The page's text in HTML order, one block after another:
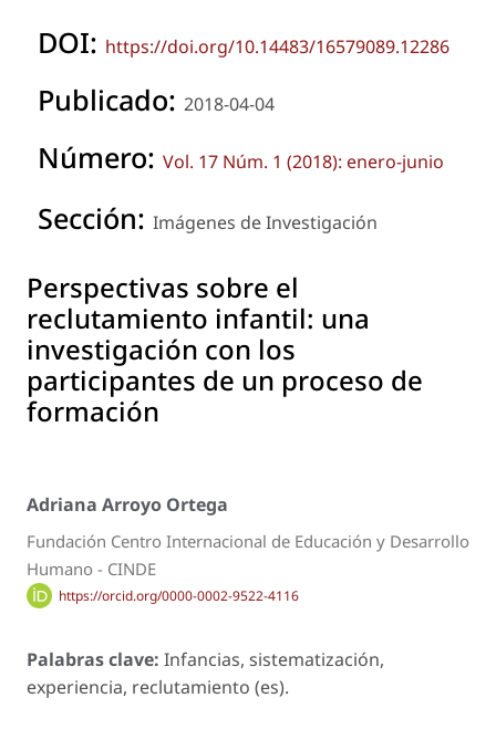
DOI: https://doi.org/10.14483/16579089.12286
Publicado: 2018-04-04
Número: Vol. 17 Núm. 1 (2018): enero-junio
Sección: Imágenes de Investigación
Perspectivas sobre el
reclutamiento infantil: una
investigación con los
participantes de un proceso de
formación
Adriana Arroyo Ortega
Fundación Centro Internacional de Educación y Desarrollo
Humano - CINDE
https://orcid.org/0000-0002-9522-4116
Palabras clave: Infancias, sistematización,
experiencia, reclutamiento (es).